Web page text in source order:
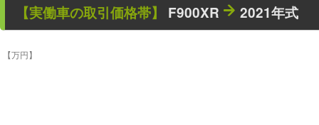
【実働車の取引価格帯】 F900XR 2021年式
【万円】